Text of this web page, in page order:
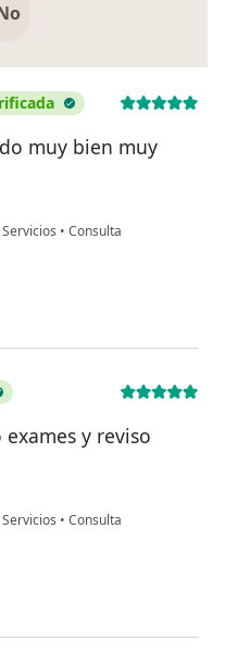
muy bien muy
• Consulta
y reviso
• Consulta